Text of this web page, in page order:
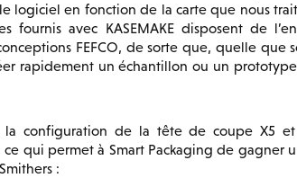
logiciel en fonction de la carte que nous
fournis avec KASEMAKE disposent de
FEFCO, de sorte que, quelle que
rapidement un échantillon ou un
la configuration de la tête de coupe X5
ce qui permet à Smart Packaging de gagner
: